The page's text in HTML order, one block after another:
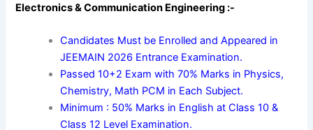
Electronics & Communication Engineering :-
Candidates Must be Enrolled and Appeared in
JEEMAIN 2026 Entrance Examination.
Passed 10+2 Exam with 70% Marks in Physics,
Chemistry, Math PCM in Each Subject.
Minimum : 50% Marks in English at Class 10 &
Class 12 Level Examination.